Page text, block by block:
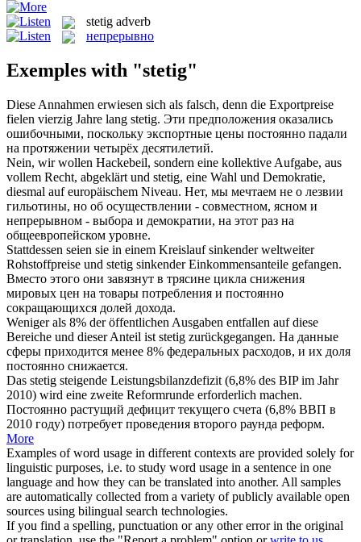
stetig adverb
непрерывно
Exemples with "stetig"
Diese Annahmen erwiesen sich als falsch, denn die Exportpreise
fielen vierzig Jahre lang stetig. Эти предположения оказались
ошибочными, поскольку экспортные цены постоянно падали
на протяжении четырёх десятилетий.
Nein, wir wollen Hackebeil, sondern eine kollektive Aufgabe, aus
vollem Recht, abgeklärt und stetig, eine Wahl und Demokratie,
diesmal auf europäischem Niveau. Нет, мы мечтаем не о лезвии
гильотины, но об осуществлении - совместном, ясном и
непрерывном - выбора и демократии, на этот раз на
общеевропейском уровне.
Stattdessen seien sie in einem Kreislauf sinkender weltweiter
Rohstoffpreise und stetig sinkender Einkommensanteile gefangen.
Вместо этого они завязнут в трясине цикла снижения
мировых цен на товары потребления и постоянно
сокращающихся долей дохода.
Weniger als 8% der öffentlichen Ausgaben entfallen auf diese
Bereiche und dieser Anteil ist stetig zurückgegangen. На данные
сферы приходится менее 8% федеральных расходов, и их доля
постоянно снижается.
Das stetig steigende Leistungsbilanzdefizit (6,8% des BIP im Jahr
2010) wird eine zweite Reformrunde erforderlich machen.
Постоянно растущий дефицит текущего счета (6,8% ВВП в
2010 году) потребует проведения второго раунда реформ.
More
Examples of word usage in different contexts are provided solely for
linguistic purposes, i.e. to study word usage in a sentence in one
language and how they can be translated into another. All samples
are automatically collected from a variety of publicly available open
sources using bilingual search technologies.
If you find a spelling, punctuation or any other error in the original